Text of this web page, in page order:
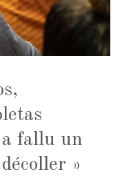
fallu un
»